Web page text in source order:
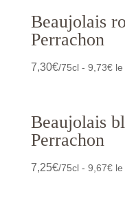
Beaujolais
Perrachon
7,30€/75cl - 9,73€ le
Beaujolais
Perrachon
7,25€/75cl - 9,67€ le